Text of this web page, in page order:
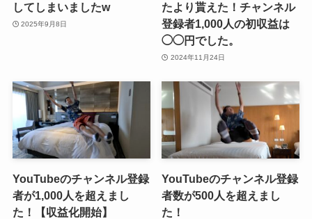
してしまいましたw
2025年9月8日
たより貰えた！チャンネル
登録者1,000人の初収益は
◯◯円でした。
2024年11月24日
YouTubeのチャンネル登録
者が1,000人を超えまし
た！【収益化開始】
YouTubeのチャンネル登録
者数が500人を超えまし
た！